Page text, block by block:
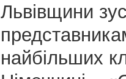
Львівщини
найбільших